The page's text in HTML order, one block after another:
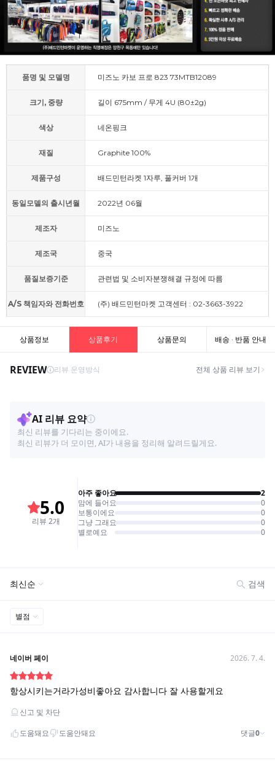
품명 및 모델명 미즈노 카보 프로 823 73MTB12089
크기, 중량 길이 675mm / 무게 4U (80±2g)
색상 네온핑크
재질 Graphite 100%
제품구성 배드민턴라켓 1자루, 풀커버 1개
동일모델의 출시년월 2022년 06월
제조자 미즈노
제조국 중국
품질보증기준 관련법 및 소비자분쟁해결 규정에 따름
A/S 책임자와 전화번호 (주) 배드민턴마켓 고객센터 : 02-3663-3922
상품정보 상품후기 상품문의 배송 · 반품 안내